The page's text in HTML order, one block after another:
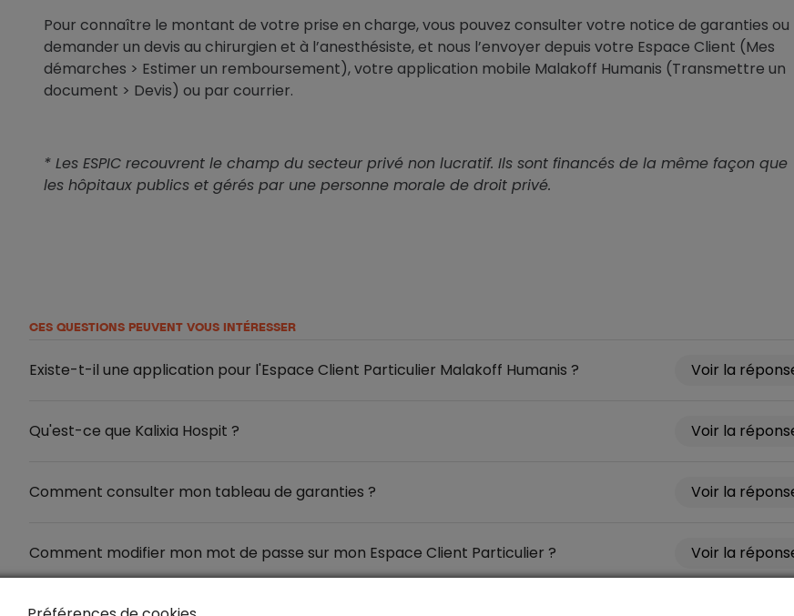
Pour connaître le montant de votre prise en charge, vous pouvez consulter votre notice de garanties ou
demander un devis au chirurgien et à l’anesthésiste, et nous l’envoyer depuis votre Espace Client (Mes
démarches > Estimer un remboursement), votre application mobile Malakoff Humanis (Transmettre un
document > Devis) ou par courrier.
* Les ESPIC recouvrent le champ du secteur privé non lucratif. Ils sont financés de la même façon que
les hôpitaux publics et gérés par une personne morale de droit privé.
CES QUESTIONS PEUVENT VOUS INTÉRESSER
Existe-t-il une application pour l'Espace Client Particulier Malakoff Humanis ?
Qu'est-ce que Kalixia Hospit ?
Comment consulter mon tableau de garanties ?
Comment modifier mon mot de passe sur mon Espace Client Particulier ?